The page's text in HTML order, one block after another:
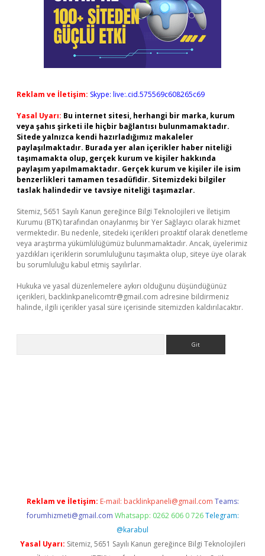
Reklam ve İletişim: Skype: live:.cid.575569c608265c69
Yasal Uyarı: Bu internet sitesi, herhangi bir marka, kurum
veya şahıs şirketi ile hiçbir bağlantısı bulunmamaktadır.
Sitede yalnızca kendi hazırladığımız makaleler
paylaşılmaktadır. Burada yer alan içerikler haber niteliği
taşımamakta olup, gerçek kurum ve kişiler hakkında
paylaşım yapılmamaktadır. Gerçek kurum ve kişiler ile isim
benzerlikleri tamamen tesadüfidir. Sitemizdeki bilgiler
taslak halindedir ve tavsiye niteliği taşımazlar.
Sitemiz, 5651 Sayılı Kanun gereğince Bilgi Teknolojileri ve İletişim
Kurumu (BTK) tarafından onaylanmış bir Yer Sağlayıcı olarak hizmet
vermektedir. Bu nedenle, sitedeki içerikleri proaktif olarak denetleme
veya araştırma yükümlülüğümüz bulunmamaktadır. Ancak, üyelerimiz
yazdıkları içeriklerin sorumluluğunu taşımakta olup, siteye üye olarak
bu sorumluluğu kabul etmiş sayılırlar.
Hukuka ve yasal düzenlemelere aykırı olduğunu düşündüğünüz
içerikleri, backlinkpanelicomtr@gmail.com adresine bildirmeniz
halinde, ilgili içerikler yasal süre içerisinde sitemizden kaldırılacaktır.
Reklam ve İletişim: E-mail: backlinkpaneli@gmail.com Teams:
forumhizmeti@gmail.com Whatsapp: 0262 606 0 726 Telegram:
@karabul
Yasal Uyarı: Sitemiz, 5651 Sayılı Kanun gereğince Bilgi Teknolojileri